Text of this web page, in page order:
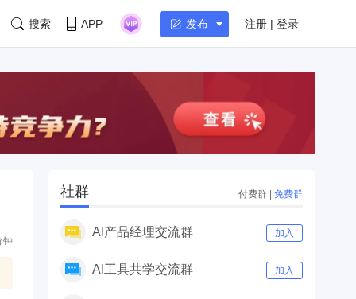
搜索 APP 发布 注册 | 登录
钟
社群 付费群 | 免费群
AI产品经理交流群 加入
AI工具共学交流群 加入